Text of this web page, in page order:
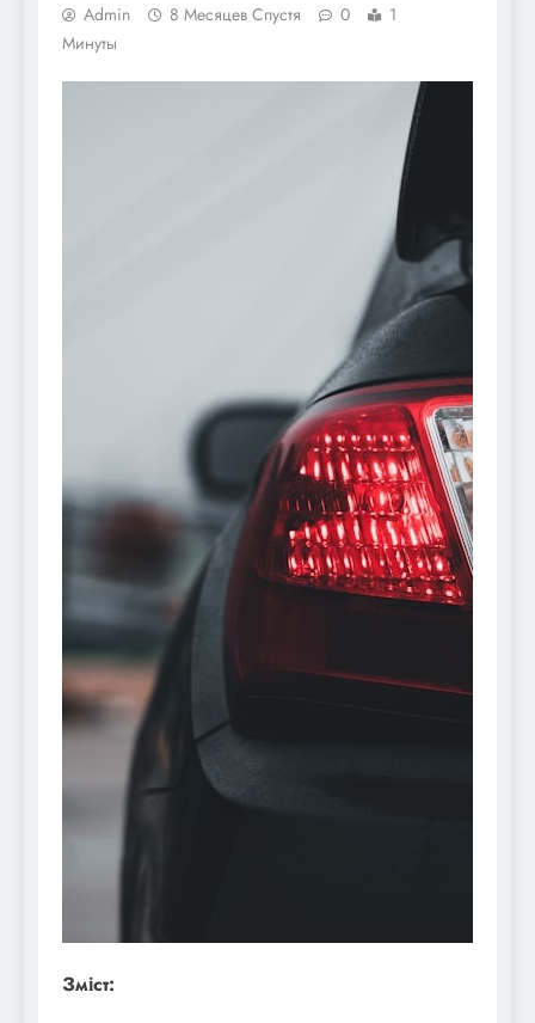
Admin 8 Месяцев Спустя 0
1
Минуты
Зміст: